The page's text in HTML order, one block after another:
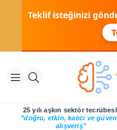
Teklif isteğinizi
25 yılı aşkın sektör
"doğru, etkin, kalıcı ve
alışveriş"